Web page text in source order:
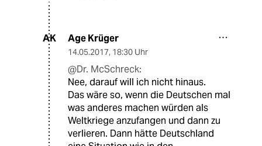
AK Age Krüger
14.05.2017, 18:30 Uhr
@Dr. McSchreck:
Nee, darauf will ich nicht hinaus.
Das wäre so, wenn die Deutschen mal
was anderes machen würden als
Weltkriege anzufangen und dann zu
verlieren. Dann hätte Deutschland